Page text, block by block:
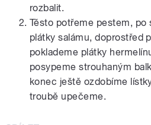
rozbalit.
Těsto potřeme pestem, po
plátky salámu, doprostřed
poklademe plátky
posypeme strouhaným
konec ještě ozdobíme
troubě upečeme.